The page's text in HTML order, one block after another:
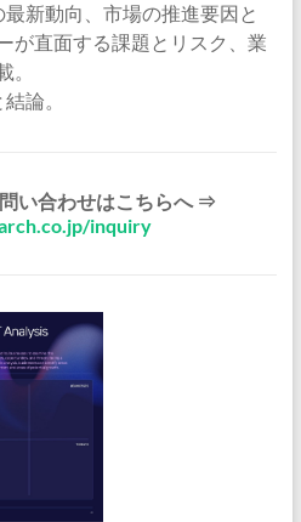
新動向、市場の推進要因と
が直面する課題とリスク、業
論。
い合わせはこちらへ ⇒
inquiry